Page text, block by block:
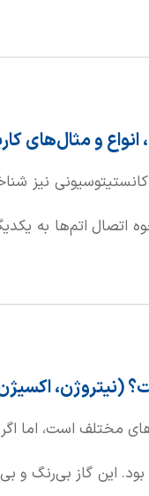
علاقه و انگیزه
و مثال‌های
کانستیتوسیونی نیز
اتصال اتم‌ها به
یکسانی دارند، اما
(نیتروژن،
مختلف است، اما